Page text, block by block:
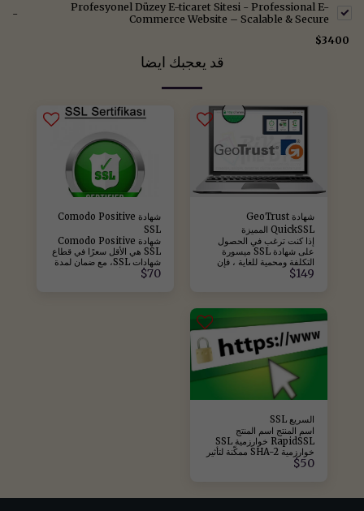
Profesyonel Düzey E-ticaret Sitesi - Professional E-
Commerce Website – Scalable & Secure
-
$3400
قد يعجبك ايضا
شهادة GeoTrust
QuickSSL المميزة
إذا كنت ترغب في الحصول
على شهادة SSL ميسورة
التكلفة ومحمية للغاية ، فإن
أو موقع ويب خاص بشركتك ،
يمكنك استخدام GeoTrust
QuickSSL Premium
براحة البال. باستخدام هذه
الشهادة ، المتوافقة مع جميع
متصفحات الأجهزة المحمولة
وسطح المكتب والأجهزة
اللوحية ، سيوفر موقعك الثقة
لجميع المستخدمين بفضل
سياسة الاسترداد: لا يمكن
استرداد الأموال.
$149
شهادة Comodo Positive
SSL
شهادة Comodo Positive
SSL هي الأقل سعرًا في قطاع
شهادات SSL، مع ضمان لمدة
3 سنوات. تأتي هذه الشهادة
$70
السريع SSL
اسم المنتج اسم المنتج
RapidSSL خوارزمية SSL
خوارزمية SHA-2 ممكّنة لتأثير
محرك البحث رؤية محرك
$50